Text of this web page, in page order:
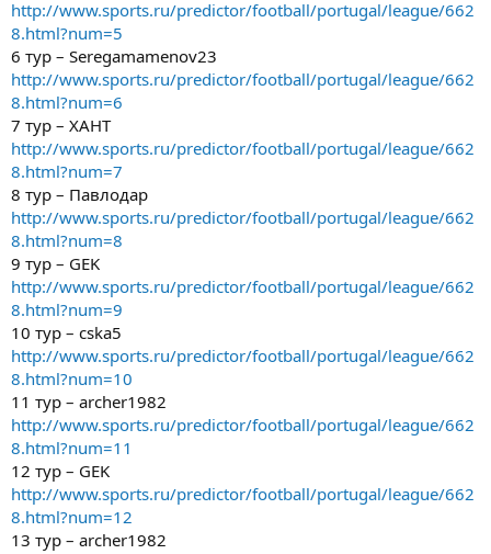
http://www.sports.ru/predictor/football/portugal/league/662
8.html?num=5
6 тур – Seregamamenov23
http://www.sports.ru/predictor/football/portugal/league/662
8.html?num=6
7 тур – ХАНТ
http://www.sports.ru/predictor/football/portugal/league/662
8.html?num=7
8 тур – Павлодар
http://www.sports.ru/predictor/football/portugal/league/662
8.html?num=8
9 тур – GEK
http://www.sports.ru/predictor/football/portugal/league/662
8.html?num=9
10 тур – cska5
http://www.sports.ru/predictor/football/portugal/league/662
8.html?num=10
11 тур – archer1982
http://www.sports.ru/predictor/football/portugal/league/662
8.html?num=11
12 тур – GEK
http://www.sports.ru/predictor/football/portugal/league/662
8.html?num=12
13 тур – archer1982